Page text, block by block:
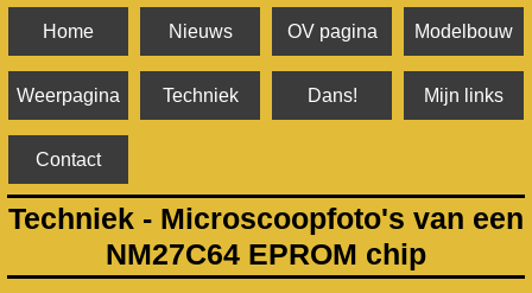
Home Nieuws OV pagina Modelbouw
Weerpagina Techniek Dans! Mijn links
Contact
Techniek - Microscoopfoto's van een
NM27C64 EPROM chip